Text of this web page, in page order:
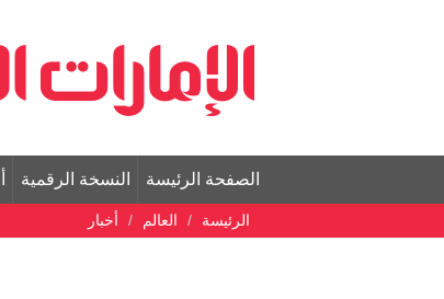
الصفحة الرئيسة النسخة الرقمية
الرئيسة العالم أخبار